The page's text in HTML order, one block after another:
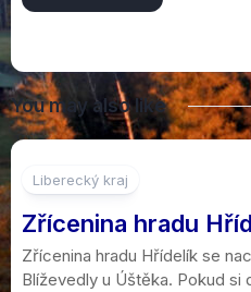
You may also like
Liberecký kraj
Zřícenina hradu
Zřícenina hradu Hřídelík se
Blíževedly u Úštěka. Pokud si